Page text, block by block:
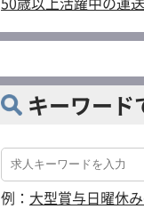
キーワード
例： 大型賞与日曜休み